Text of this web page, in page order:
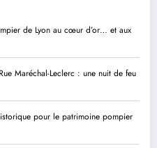
de Lyon au cœur d’or… et aux
Maréchal-Leclerc : une nuit de feu
pour le patrimoine pompier